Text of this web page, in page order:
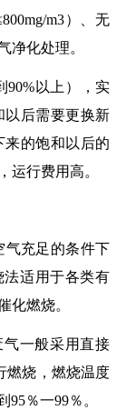
m3）、无
净化处理。
90%以上），实
以后需要更换新
的饱和以后的
运行费用高。
气充足的条件下
法适用于各类有
化燃烧。
气一般采用直接
燃烧，燃烧温度
％一99％。